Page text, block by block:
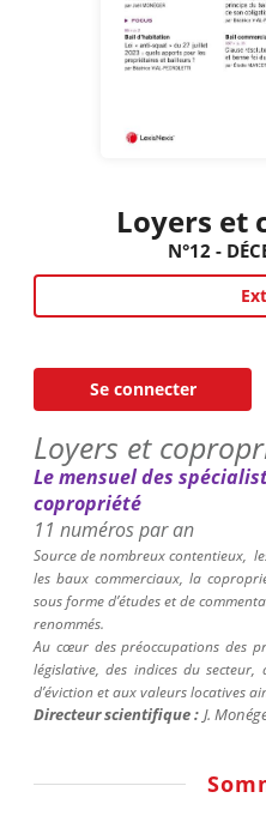
Loyers et
N°12 -
Se connecter
Loyers et
Le mensuel des
copropriété
11 numéros par an
Source de nombreux contentieux,
les baux commerciaux, la
sous forme d’études et de
renommés.
Au cœur des préoccupations des
législative, des indices du
d’éviction et aux valeurs locatives
Directeur scientifique : J.